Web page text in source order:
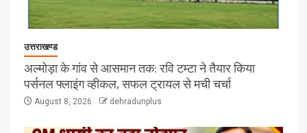
उत्तराखण्ड
अल्मोड़ा के गांव से आसमान तक: रवि टम्टा ने तैयार किया
पर्सनल फ्लाइंग व्हीकल, सफल ट्रायल से मची चर्चा
August 8, 2026 dehradunplus